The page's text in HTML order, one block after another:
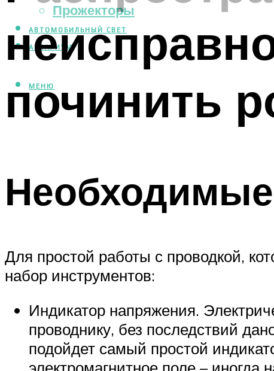
Прожекторы
АВТОМОБИЛЬНЫЙ СВЕТ
АКВАРИУМ
МЕНЮ
починить
Для простой работы с проводкой,
набор инструментов:
Индикатор напряжения.
проводнику, без последствий
подойдет самый простой
электромагнитное поле – иногда